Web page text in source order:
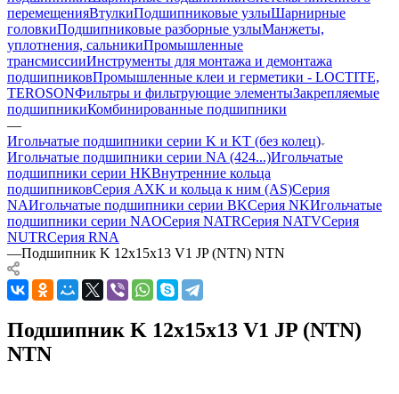
перемещенияВтулкиПодшипниковые узлыШарнирные
головкиПодшипниковые разборные узлыМанжеты,
уплотнения, сальникиПромышленные
трансмиссииИнструменты для монтажа и демонтажа
подшипниковПромышленные клеи и герметики - LOCTITE,
TEROSONФильтры и фильтрующие элементыЗакрепляемые
подшипникиКомбинированные подшипники
—
Игольчатые подшипники серии K и KT (без колец)
Игольчатые подшипники серии NA (424...)Игольчатые
подшипники серии HKВнутренние кольца
подшипниковСерия AXK и кольца к ним (AS)Серия
NAИгольчатые подшипники серии BKСерия NKИгольчатые
подшипники серии NAOСерия NATRСерия NATVСерия
NUTRСерия RNA
—Подшипник K 12x15x13 V1 JP (NTN) NTN
Подшипник K 12x15x13 V1 JP (NTN)
NTN